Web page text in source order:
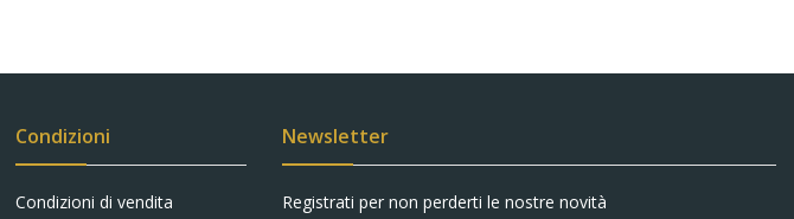
Condizioni
Condizioni di vendita
Newsletter
Registrati per non perderti le nostre novità